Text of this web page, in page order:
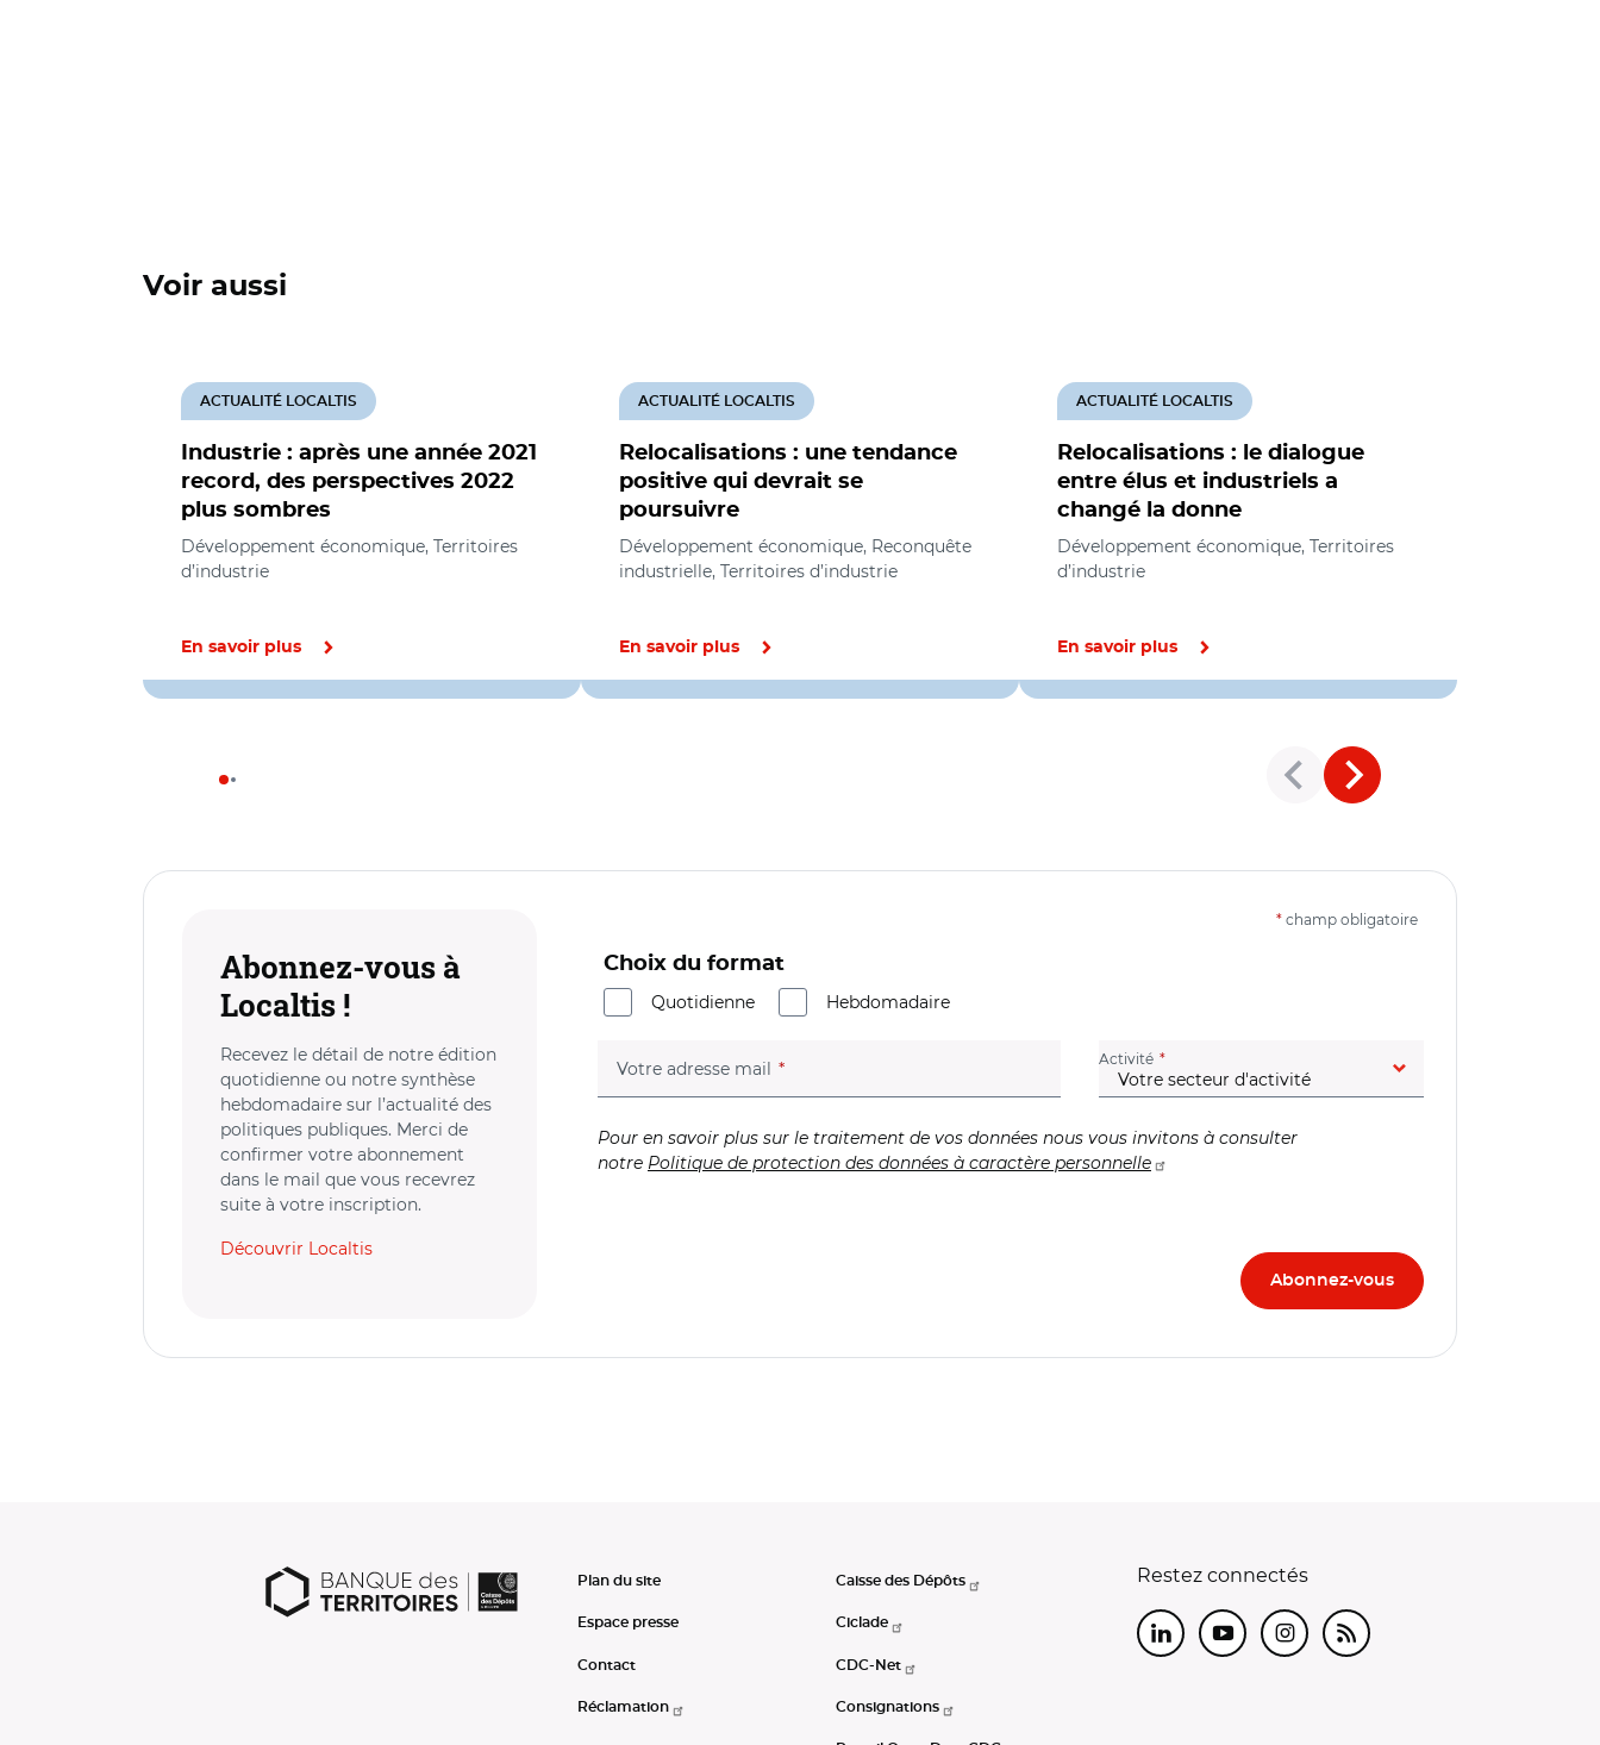
Voir aussi
Industrie : après une année 2021
record, des perspectives 2022
plus sombres
ACTUALITÉ LOCALTIS
Développement économique, Territoires
d’industrie
En savoir plus
Relocalisations : une tendance
positive qui devrait se
poursuivre
ACTUALITÉ LOCALTIS
Développement économique, Reconquête
industrielle, Territoires d’industrie
En savoir plus
Relocalisations : le dialogue
entre élus et industriels a
changé la donne
ACTUALITÉ LOCALTIS
Développement économique, Territoires
d’industrie
En savoir plus
Abonnez-vous à
Localtis !
Recevez le détail de notre édition
quotidienne ou notre synthèse
hebdomadaire sur l’actualité des
politiques publiques. Merci de
confirmer votre abonnement
dans le mail que vous recevrez
suite à votre inscription.
Découvrir Localtis
* champ obligatoire
Choix du format
Quotidienne
Hebdomadaire
Votre adresse mail (champ obligatoire) Activité (champ obligatoire)
Pour en savoir plus sur le traitement de vos données nous vous invitons à consulter
notre Politique de protection des données à caractère personnelle
Plan du site
Espace presse
Contact
Réclamation
Caisse des Dépôts
Ciclade
CDC-Net
Consignations
Restez connectés
LinkedInYoutubeInstagram
RSS